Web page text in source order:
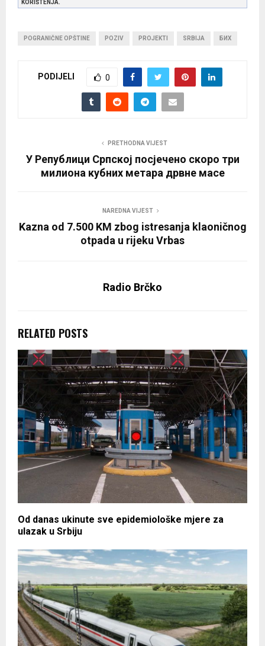
KORIŠTENJA.
POGRANIČNE OPŠTINE POZIV PROJEKTI SRBIJA БИХ
PODIJELI 0
PRETHODNA VIJEST
У Републици Српској посјечено скоро три
милиона кубних метара дрвне масе
NAREDNA VIJEST
Kazna od 7.500 KM zbog istresanja klaoničnog
otpada u rijeku Vrbas
Radio Brčko
RELATED POSTS
Od danas ukinute sve epidemiološke mjere za
ulazak u Srbiju